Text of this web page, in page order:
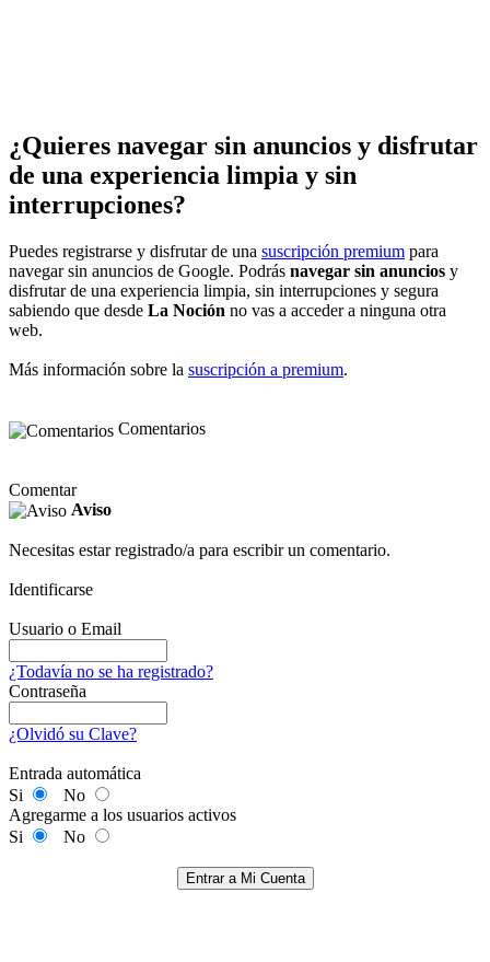
¿Quieres navegar sin anuncios y disfrutar
de una experiencia limpia y sin
interrupciones?
Puedes registrarse y disfrutar de una suscripción premium para
navegar sin anuncios de Google. Podrás navegar sin anuncios y
disfrutar de una experiencia limpia, sin interrupciones y segura
sabiendo que desde La Noción no vas a acceder a ninguna otra
web.
Más información sobre la suscripción a premium.
Comentarios
Comentar
Aviso
Necesitas estar registrado/a para escribir un comentario.
Identificarse
Usuario o Email
¿Todavía no se ha registrado?
Contraseña
¿Olvidó su Clave?
Entrada automática
Si
No
Agregarme a los usuarios activos
Si
No
Entrar a Mi Cuenta